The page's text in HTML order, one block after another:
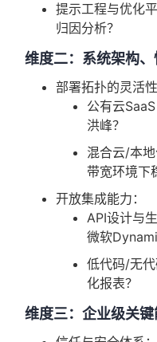
提示工程与优化
归因分析？
维度二：系统架构
部署拓扑的灵活性
公有云
洪峰？
混合云/本
带宽环境下
开放集成能力：
API设计与
微软
低代码/无
化报表？
维度三：企业级关